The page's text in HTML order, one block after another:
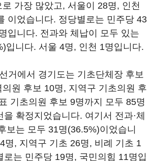
가장 많았고, 서울이 28명, 인천
이었습니다. 정당별로는 민주당 43
입니다. 전과와 체납이 모두 있는
입니다. 서울 4명, 인천 1명입니다.
거에서 경기도는 기초단체장 후보
원 후보 10명, 지역구 기초의원 후
기초의원 후보 9명까지 모두 85명
확정지었습니다. 여기서 전과·체
보는 모두 31명(36.5%)이었습니
명, 지역구 기초 26명, 비례 기초 1
로는 민주당 19명, 국민의힘 11명입